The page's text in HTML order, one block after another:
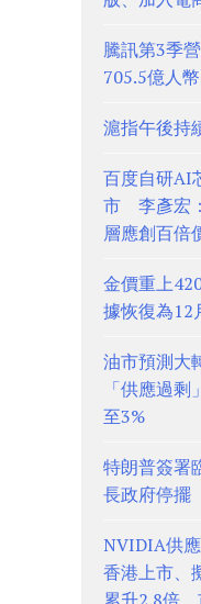
騰訊第3季
705.5億人
滬指午後持
百度自研AI
市 李彥宏
層應創百倍
金價重上
據恢復為12
油市預測大
「供應過
至3%
特朗普簽署
長政府停
NVIDIA供
香港上市、